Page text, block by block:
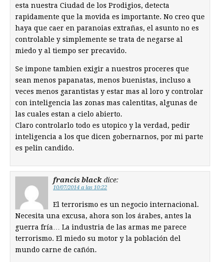
esta nuestra Ciudad de los Prodigios, detecta
rapidamente que la movida es importante. No creo que
haya que caer en paranoias extrañas, el asunto no es
controlable y simplemente se trata de negarse al
miedo y al tiempo ser precavido.
Se impone tambien exigir a nuestros proceres que
sean menos papanatas, menos buenistas, incluso a
veces menos garantistas y estar mas al loro y controlar
con inteligencia las zonas mas calentitas, algunas de
las cuales estan a cielo abierto.
Claro controlarlo todo es utopico y la verdad, pedir
inteligencia a los que dicen gobernarnos, por mi parte
es pelin candido.
francis black dice:
10/07/2014 a las 10:22
El terrorismo es un negocio internacional.
Necesita una excusa, ahora son los árabes, antes la
guerra fría… La industria de las armas me parece
terrorismo. El miedo su motor y la población del
mundo carne de cañón.